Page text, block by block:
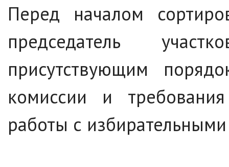
Перед началом
председатель
присутствующим
комиссии и
работы с